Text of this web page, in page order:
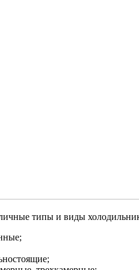
типы и виды